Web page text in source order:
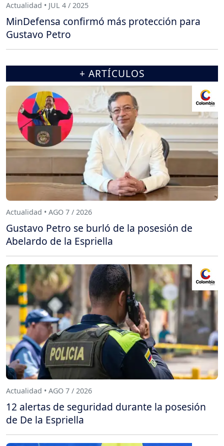
Actualidad • JUL 4 / 2025
MinDefensa confirmó más protección para
Gustavo Petro
+ ARTÍCULOS
Actualidad • AGO 7 / 2026
Gustavo Petro se burló de la posesión de
Abelardo de la Espriella
Actualidad • AGO 7 / 2026
12 alertas de seguridad durante la posesión
de De la Espriella